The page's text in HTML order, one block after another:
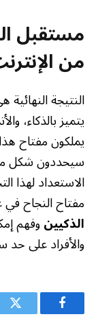
مستقبل
من
النتيجة
يتميز بالذكاء،
يملكون مفتاح
سيحددون شكل
الاستعداد لهذا
مفتاح النجاح في
الذكيينوفهم
والأفراد على حد
فيسبوك